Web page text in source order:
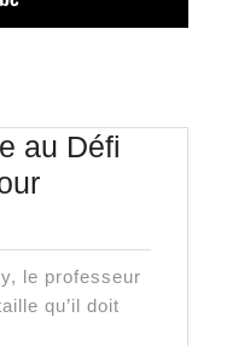
au Défi
Christian
au
Défi
de
le professeur
qu’il doit